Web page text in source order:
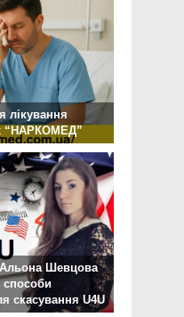
лікування
“НАРКОМЕД”
Альона Шевцова
способи
скасування U4U